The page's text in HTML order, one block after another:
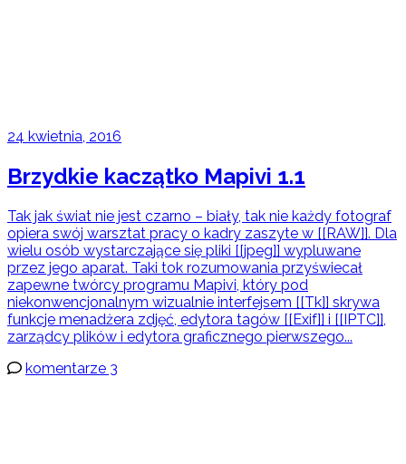
24 kwietnia, 2016
Brzydkie kaczątko Mapivi 1.1
Tak jak świat nie jest czarno – biały, tak nie każdy fotograf
opiera swój warsztat pracy o kadry zaszyte w [[RAW]]. Dla
wielu osób wystarczające się pliki [[jpeg]] wypluwane
przez jego aparat. Taki tok rozumowania przyświecał
zapewne twórcy programu Mapivi, który pod
niekonwencjonalnym wizualnie interfejsem [[Tk]] skrywa
funkcje menadżera zdjęć, edytora tagów [[Exif]] i [[IPTC]],
zarządcy plików i edytora graficznego pierwszego...
komentarze 3